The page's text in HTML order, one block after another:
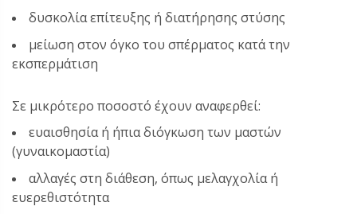
δυσκολία επίτευξης ή διατήρησης στύσης
μείωση στον όγκο του σπέρματος κατά την
εκσπερμάτιση
Σε μικρότερο ποσοστό έχουν αναφερθεί:
ευαισθησία ή ήπια διόγκωση των μαστών
(γυναικομαστία)
αλλαγές στη διάθεση, όπως μελαγχολία ή
ευερεθιστότητα